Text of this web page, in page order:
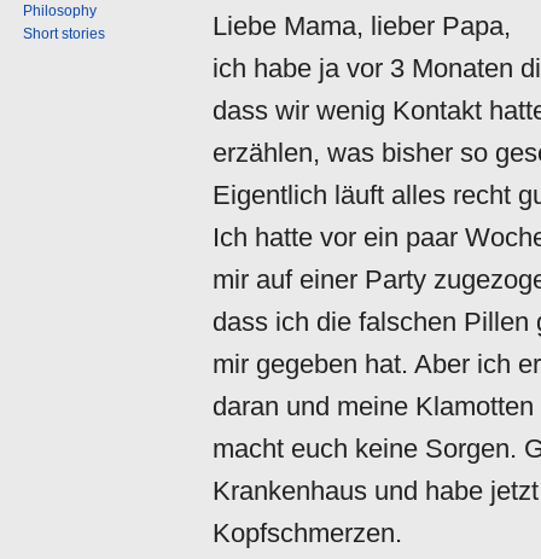
Liebe Mama, lieber Papa,
ich habe ja vor 3 Monaten
dass wir wenig Kontakt
erzählen, was bisher so
Eigentlich läuft alles recht
Ich hatte vor ein paar
mir auf einer Party
dass ich die falschen
mir gegeben hat. Aber ich
daran und meine
macht euch keine Sorgen.
Krankenhaus und habe
Kopfschmerzen.
Philosophy
Short stories